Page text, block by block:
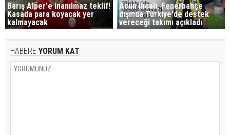
Barış Alper'e inanılmaz teklif!
Kasada para koyacak yer
kalmayacak
Acun Ilıcalı, Fenerbahçe
dışında Türkiye'de destek
vereceği takımı açıkladı
HABERE YORUM KAT